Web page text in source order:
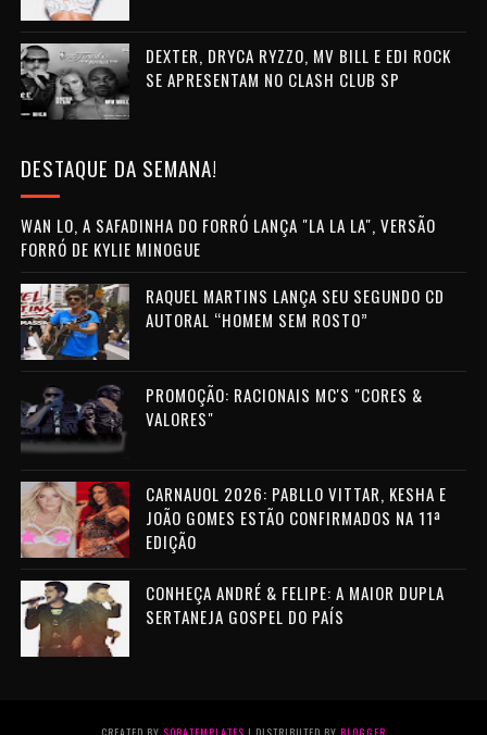
DEXTER, DRYCA RYZZO, MV BILL E EDI ROCK
SE APRESENTAM NO CLASH CLUB SP
DESTAQUE DA SEMANA!
WAN LO, A SAFADINHA DO FORRÓ LANÇA "LA LA LA", VERSÃO
FORRÓ DE KYLIE MINOGUE
RAQUEL MARTINS LANÇA SEU SEGUNDO CD
AUTORAL “HOMEM SEM ROSTO”
PROMOÇÃO: RACIONAIS MC'S "CORES &
VALORES"
CARNAUOL 2026: PABLLO VITTAR, KESHA E
JOÃO GOMES ESTÃO CONFIRMADOS NA 11ª
EDIÇÃO
CONHEÇA ANDRÉ & FELIPE: A MAIOR DUPLA
SERTANEJA GOSPEL DO PAÍS